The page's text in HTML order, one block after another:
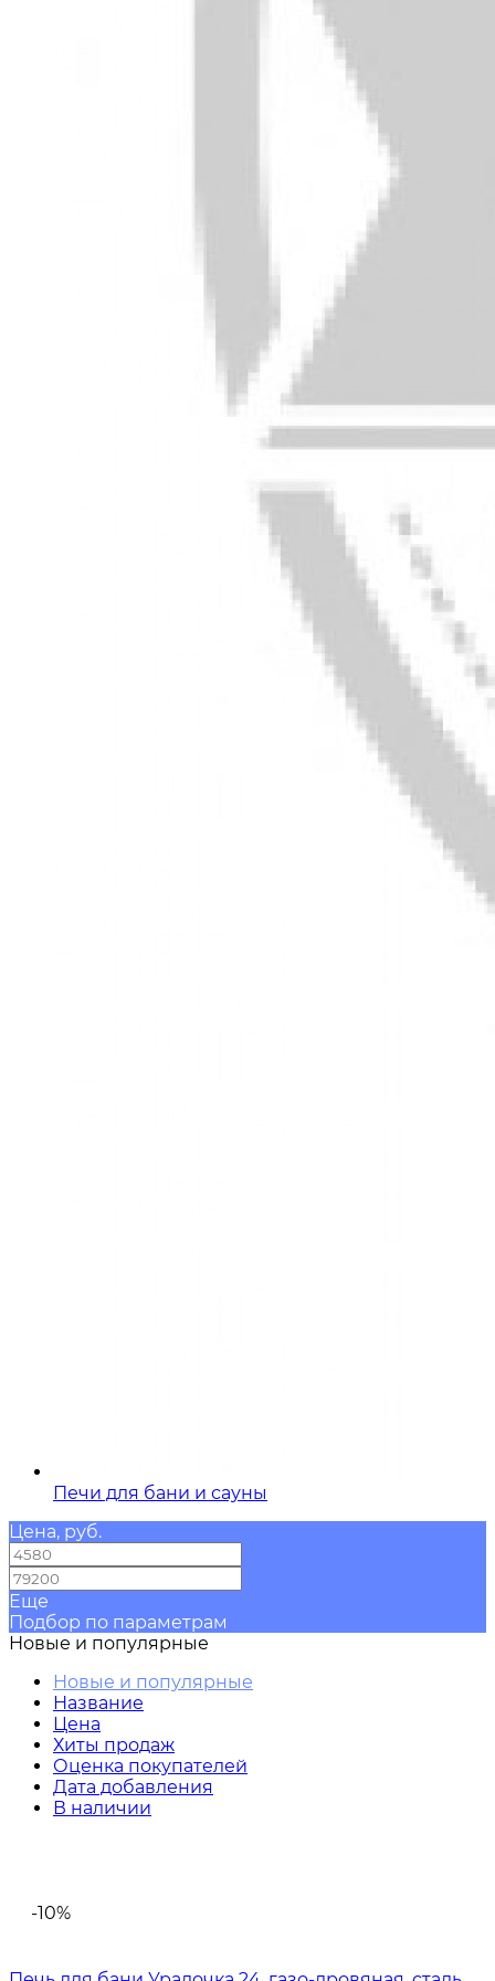
Печи для бани и сауны
Цена, руб.
Еще
Подбор по параметрам
Новые и популярные
Новые и популярные
Название
Цена
Хиты продаж
Оценка покупателей
Дата добавления
В наличии
-10%